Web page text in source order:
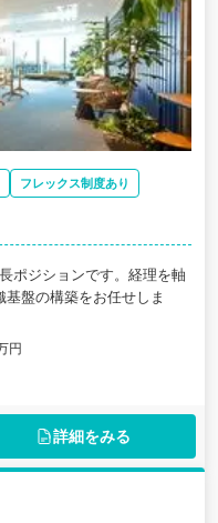
フレックス制度あり
ポジションです。経理を軸
盤の構築をお任せしま
円
詳細をみる